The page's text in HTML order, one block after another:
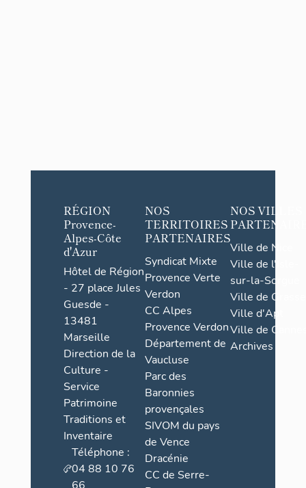
RÉGION
Provence-
Alpes-Côte
d'Azur
Hôtel de Région
- 27 place Jules
Guesde -
13481
Marseille
Direction de la
Culture -
Service
Patrimoine
Traditions et
Inventaire
Téléphone :
04 88 10 76
NOS
TERRITOIRES
PARTENAIRES
Syndicat Mixte
Provence Verte
Verdon
CC Alpes
Provence Verdon
Département de
Vaucluse
Parc des
Baronnies
provençales
SIVOM du pays
de Vence
Dracénie
CC de Serre-
NOS VILLES
Ville de Nice
Ville de l'Isle-
sur-la-Sorgue
Ville de Grasse
Ville d'Apt
Ville de
Archives